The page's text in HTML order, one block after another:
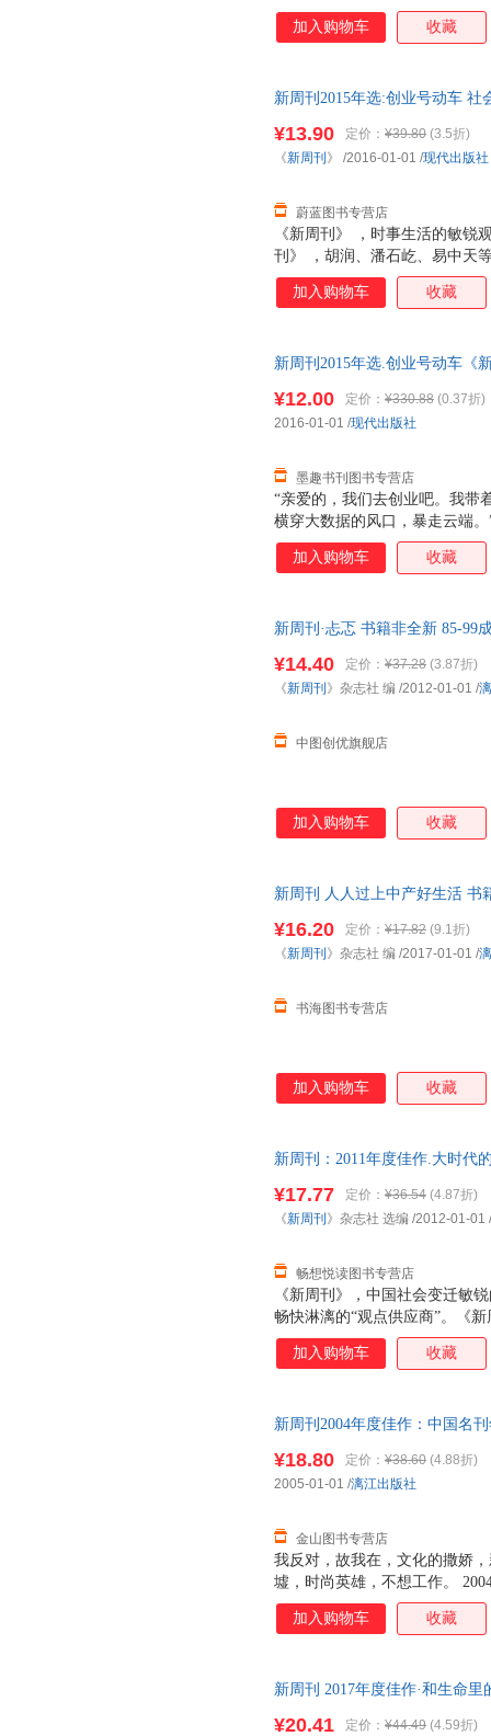
业的季节，空气里到处都是钱
法判断这轮行情到底能到多少
商人，我不想玩政治，我不想
加入购物车 收藏
新周刊2015年选:创业号动车
《新周刊》 ，时事生活的敏锐
刊》 ，胡润、潘石屹、易中天
业者玩转江湖的风向标 ——定
新观念、新方法开始 相关： ;
¥13.90 定价： ¥39.80 (3.5折)
蔚蓝图书专营店
《新周刊 》 /2016-01-01 /现代出版社
加入购物车 收藏
新周刊2015年选.创业号动车《
“亲爱的，我们去创业吧。我带
横穿大数据的风口，暴走云端
业的季节，空气里到处都是钱
法判断这轮行情到底能到多少
商人，我不想玩政治，我不想
¥12.00 定价： ¥330.88 (0.37折)
墨趣书刊图书专营店
2016-01-01 /现代出版社
加入购物车 收藏
新周刊·忐忑 书籍非全新 85-99
¥14.40 定价： ¥37.28 (3.87折)
中图创优旗舰店
《新周刊 》杂志社 编 /2012-01-01 /
加入购物车 收藏
新周刊 人人过上中产好生活 书
¥16.20 定价： ¥17.82 (9.1折)
书海图书专营店
《新周刊 》杂志社 编 /2017-01-01 /
加入购物车 收藏
新周刊：2011年度佳作.大时代
《新周刊》，中国社会变迁敏
畅快淋漓的“观点供应商”。《
发源地”。《新周刊》，商家及
读着《新周刊》成长的新锐青
一种消费生活》、《搞笑诺贝
¥17.77 定价： ¥36.54 (4.87折)
畅想悦读图书专营店
《新周刊 》杂志社 选编 /2012-01-01 /
加入购物车 收藏
新周刊2004年度佳作：中国名
我反对，故我在，文化的撒娇
墟，时尚英雄，不想工作。
秀；也许没有新锐的首富，但
云人物，但有新锐的知道分子
墟”、“时尚英雄”、“不想工作”
¥18.80 定价： ¥38.60 (4.88折)
金山图书专营店
2005-01-01 /漓江出版社
加入购物车 收藏
新周刊 2017年度佳作·和生命
¥20.41 定价： ¥44.49 (4.59折)